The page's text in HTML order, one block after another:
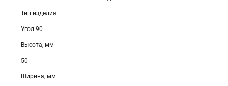
Тип изделия
Угол 90
Высота, мм
50
Ширина, мм